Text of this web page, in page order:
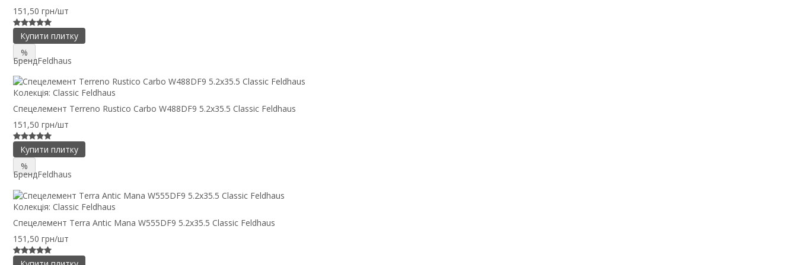
151,50 грн/шт
Купити плитку
%
БрендFeldhaus
Колекція: Classic Feldhaus
Спецелемент Terreno Rustico Carbo W488DF9 5.2x35.5 Classic Feldhaus
151,50 грн/шт
Купити плитку
%
БрендFeldhaus
Колекція: Classic Feldhaus
Спецелемент Terra Antic Mana W555DF9 5.2x35.5 Classic Feldhaus
151,50 грн/шт